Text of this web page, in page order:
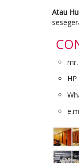
Atau